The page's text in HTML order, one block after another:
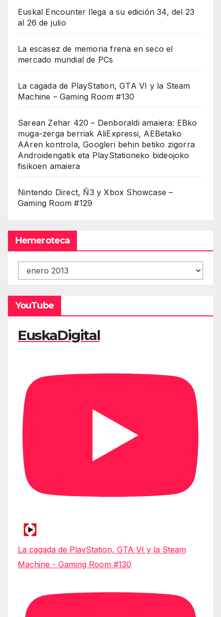
Euskal Encounter llega a su edición 34, del 23
al 26 de julio
La escasez de memoria frena en seco el
mercado mundial de PCs
La cagada de PlayStation, GTA VI y la Steam
Machine – Gaming Room #130
Sarean Zehar 420 – Denboraldi amaiera: EBko
muga-zerga berriak AliExpressi, AEBetako
AAren kontrola, Googleri behin betiko zigorra
Androidengatik eta PlayStationeko bideojoko
fisikoen amaiera
Nintendo Direct, Ñ3 y Xbox Showcase –
Gaming Room #129
Hemeroteca
Hemeroteca
YouTube
EuskaDigital
La cagada de PlayStation, GTA VI y la Steam
Machine - Gaming Room #130